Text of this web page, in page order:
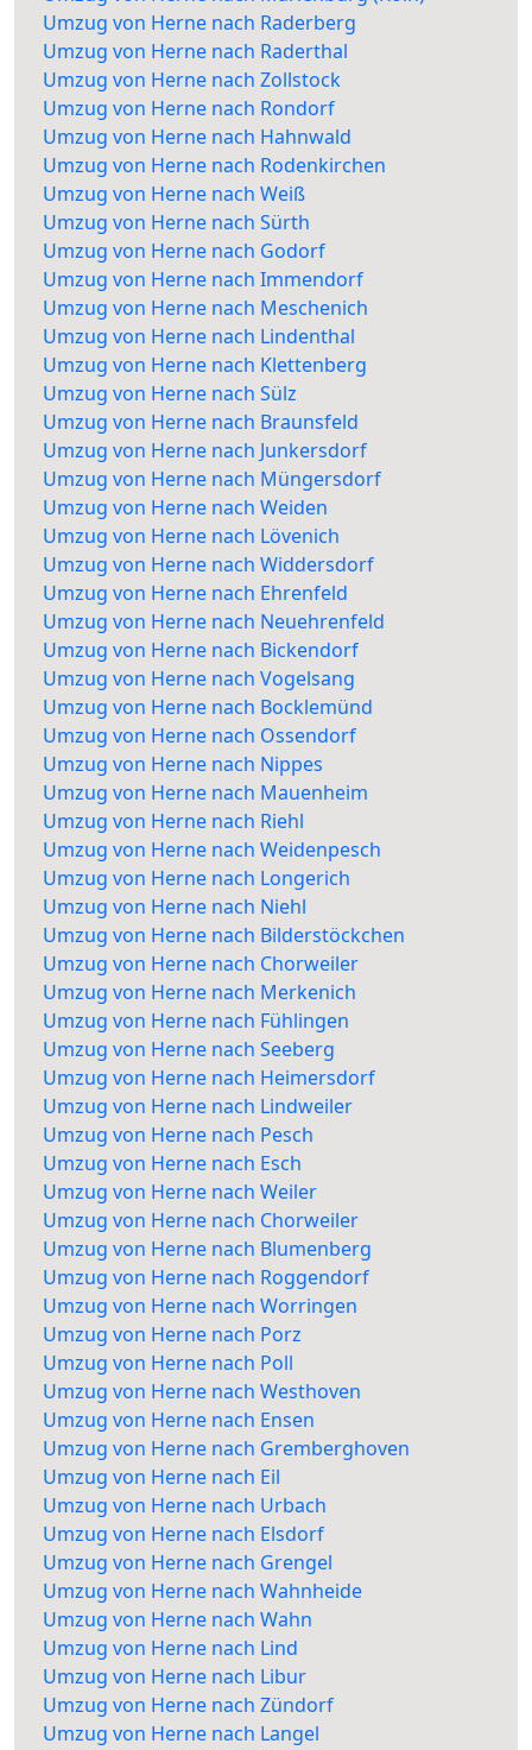
Umzug von Herne nach Raderberg
Umzug von Herne nach Raderthal
Umzug von Herne nach Zollstock
Umzug von Herne nach Rondorf
Umzug von Herne nach Hahnwald
Umzug von Herne nach Rodenkirchen
Umzug von Herne nach Weiß
Umzug von Herne nach Sürth
Umzug von Herne nach Godorf
Umzug von Herne nach Immendorf
Umzug von Herne nach Meschenich
Umzug von Herne nach Lindenthal
Umzug von Herne nach Klettenberg
Umzug von Herne nach Sülz
Umzug von Herne nach Braunsfeld
Umzug von Herne nach Junkersdorf
Umzug von Herne nach Müngersdorf
Umzug von Herne nach Weiden
Umzug von Herne nach Lövenich
Umzug von Herne nach Widdersdorf
Umzug von Herne nach Ehrenfeld
Umzug von Herne nach Neuehrenfeld
Umzug von Herne nach Bickendorf
Umzug von Herne nach Vogelsang
Umzug von Herne nach Bocklemünd
Umzug von Herne nach Ossendorf
Umzug von Herne nach Nippes
Umzug von Herne nach Mauenheim
Umzug von Herne nach Riehl
Umzug von Herne nach Weidenpesch
Umzug von Herne nach Longerich
Umzug von Herne nach Niehl
Umzug von Herne nach Bilderstöckchen
Umzug von Herne nach Chorweiler
Umzug von Herne nach Merkenich
Umzug von Herne nach Fühlingen
Umzug von Herne nach Seeberg
Umzug von Herne nach Heimersdorf
Umzug von Herne nach Lindweiler
Umzug von Herne nach Pesch
Umzug von Herne nach Esch
Umzug von Herne nach Weiler
Umzug von Herne nach Chorweiler
Umzug von Herne nach Blumenberg
Umzug von Herne nach Roggendorf
Umzug von Herne nach Worringen
Umzug von Herne nach Porz
Umzug von Herne nach Poll
Umzug von Herne nach Westhoven
Umzug von Herne nach Ensen
Umzug von Herne nach Gremberghoven
Umzug von Herne nach Eil
Umzug von Herne nach Urbach
Umzug von Herne nach Elsdorf
Umzug von Herne nach Grengel
Umzug von Herne nach Wahnheide
Umzug von Herne nach Wahn
Umzug von Herne nach Lind
Umzug von Herne nach Libur
Umzug von Herne nach Zündorf
Umzug von Herne nach Langel